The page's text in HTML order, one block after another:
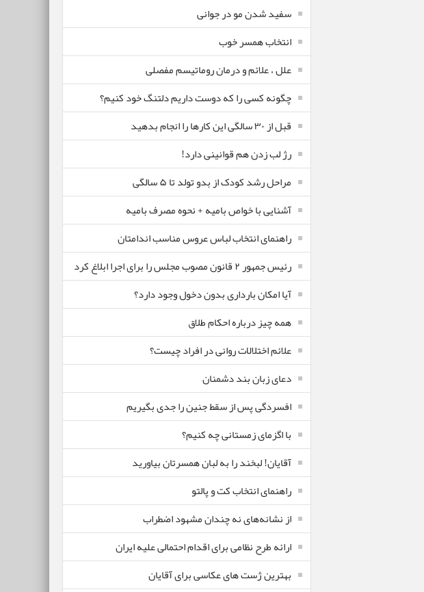
سفید شدن مو در جوانی
انتخاب همسر خوب
علل ، علائم و درمان روماتیسم مفصلی
چگونه کسی را که دوست داریم دلتنگ خود کنیم؟
قبل از ۳۰ سالگی این کارها را انجام بدهید
رژ لب زدن هم قوانینی دارد!
مراحل رشد کودک از بدو تولد تا ۵ سالگی
آشنایی با خواص بامیه + نحوه مصرف بامیه
راهنمای انتخاب لباس عروس مناسب اندامتان
رئیس جمهور ۲ قانون مصوب مجلس را برای اجرا ابلاغ کرد
آیا امکان بارداری بدون دخول وجود دارد؟
همه چیز درباره احکام طلاق
علائم اختلالات روانی در افراد چیست؟
دعای زبان بند دشمنان
افسردگی پس از سقط جنین را جدی بگیریم
با اگزمای زمستانی چه کنیم؟
آقایان! لبخند را به لبان همسرتان بیاورید
راهنمای انتخاب کت و پالتو
از نشانه‌های نه چندان مشهود اضطراب
ارائه طرح نظامی برای اقدام احتمالی علیه ایران
بهترین ژست های عکاسی برای آقایان